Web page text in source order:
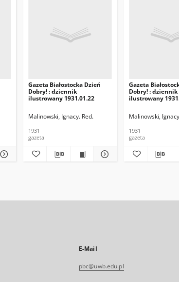
Gazeta Białostocka Dzień
Dobry! : dziennik
ilustrowany 1931.01.22
Malinowski, Ignacy. Red.
1931
gazeta
Gazeta
Dobry! : dziennik
ilustrowany
Malinowski,
1931
gazeta
E-Mail
pbc@uwb.edu.pl